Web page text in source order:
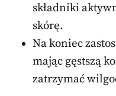
składniki
skórę.
Na koniec
mając gęstszą
zatrzymać